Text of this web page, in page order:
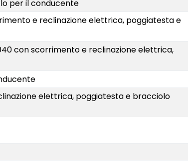
per il conducente
e reclinazione elettrica, poggiatesta e
con scorrimento e reclinazione elettrica,
elettrica, poggiatesta e bracciolo